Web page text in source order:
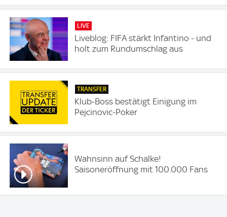
LIVE
Liveblog: FIFA stärkt Infantino - und
holt zum Rundumschlag aus
TRANSFER
Klub-Boss bestätigt Einigung im
Pejcinovic-Poker
Wahnsinn auf Schalke!
Saisoneröffnung mit 100.000 Fans